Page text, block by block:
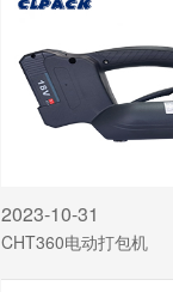
2023-10-31
CHT360电动打包机